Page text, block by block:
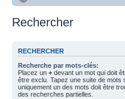
Rechercher
RECHERCHER
Recherche par mots-clés:
Placez un + devant un mot qui doit
être exclu. Tapez une suite de mots
uniquement un des mots doit être
des recherches partielles.